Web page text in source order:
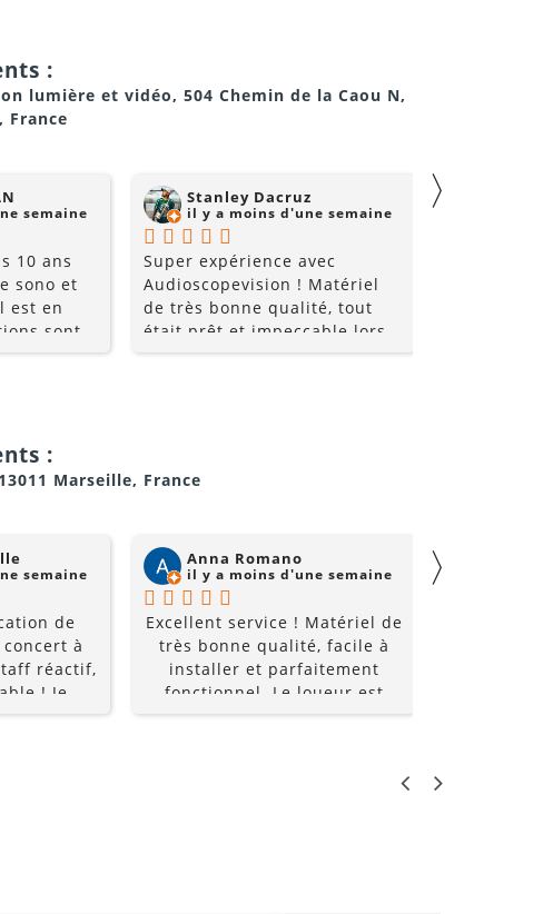
:
lumière et vidéo, 504 Chemin de la Caou N,
France
semaine
10 ans
sono et
est en
sont
sont très
!!!
Stanley Dacruz
il y a moins d'une semaine
Super expérience avec
Audioscopevision ! Matériel
de très bonne qualité, tout
était prêt et impeccable lors
de la récupération. Équipe
recommande sans hésiter et
〉
:
Marseille, France
semaine
de
à
réactif,
! Je
100%
Anna Romano
il y a moins d'une semaine
Excellent service ! Matériel de
très bonne qualité, facile à
installer et parfaitement
fonctionnel. Le loueur est
réactif, professionnel et de
〉